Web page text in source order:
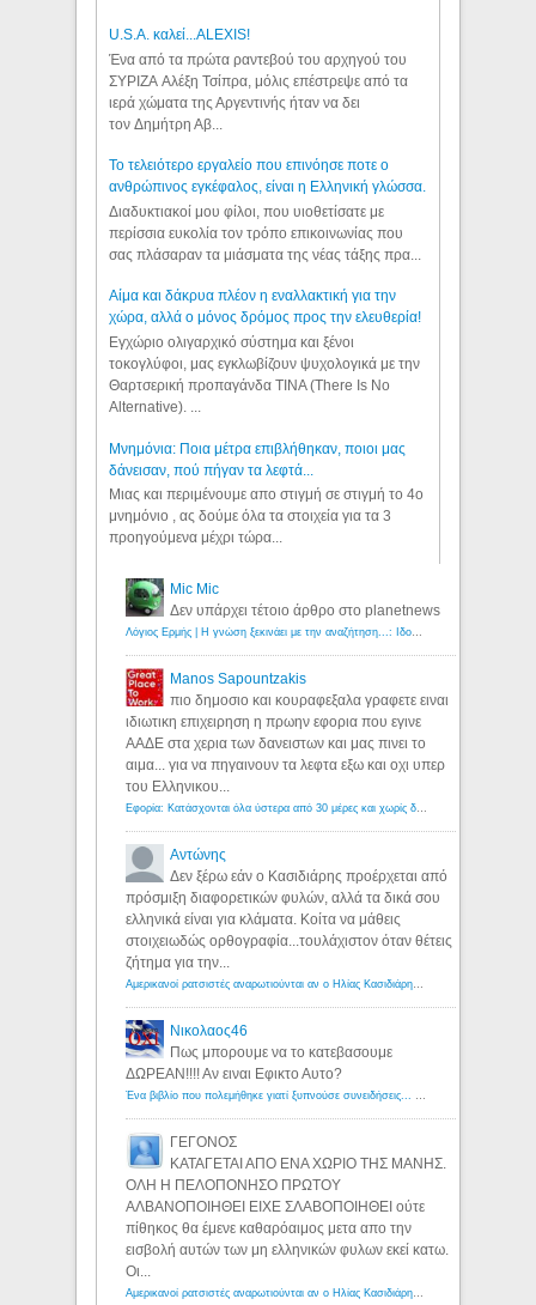
U.S.A. καλεί...ALEXIS!
Ένα από τα πρώτα ραντεβού του αρχηγού του
ΣΥΡΙΖΑ Αλέξη Τσίπρα, μόλις επέστρεψε από τα
ιερά χώματα της Αργεντινής ήταν να δει
τον Δημήτρη Αβ...
Το τελειότερο εργαλείο που επινόησε ποτε ο
ανθρώπινος εγκέφαλος, είναι η Ελληνική γλώσσα.
Διαδυκτιακοί μου φίλοι, που υιοθετίσατε με
περίσσια ευκολία τον τρόπο επικοινωνίας που
σας πλάσαραν τα μιάσματα της νέας τάξης πρα...
Αίμα και δάκρυα πλέον η εναλλακτική για την
χώρα, αλλά ο μόνος δρόμος προς την ελευθερία!
Εγχώριο ολιγαρχικό σύστημα και ξένοι
τοκογλύφοι, μας εγκλωβίζουν ψυχολογικά με την
Θαρτσερική προπαγάνδα TINA (There Is No
Alternative). ...
Μνημόνια: Ποια μέτρα επιβλήθηκαν, ποιοι μας
δάνεισαν, πού πήγαν τα λεφτά...
Μιας και περιμένουμε απο στιγμή σε στιγμή το 4ο
μνημόνιο , ας δούμε όλα τα στοιχεία για τα 3
προηγούμενα μέχρι τώρα...
Mic Mic
Δεν υπάρχει τέτοιο άρθρο στο planetnews
Λόγιος Ερμής | Η γνώση ξεκινάει με την αναζήτηση...: Ιδού οι 18 που χρωστούν 11 δις ευρώ!
Manos Sapountzakis
πιο δημοσιο και κουραφεξαλα γραφετε ειναι
ιδιωτικη επιχειρηση η πρωην εφορια που εγινε
ΑΑΔΕ στα χερια των δανειστων και μας πινει το
αιμα... για να πηγαινουν τα λεφτα εξω και οχι υπερ
του Ελληνικου...
Εφορία: Κατάσχονται όλα ύστερα από 30 μέρες και χωρίς δικαστικές αποφάσεις - Λόγιος Ερμής
Αντώνης
Δεν ξέρω εάν ο Κασιδιάρης προέρχεται από
πρόσμιξη διαφορετικών φυλών, αλλά τα δικά σου
ελληνικά είναι για κλάματα. Κοίτα να μάθεις
στοιχειωδώς ορθογραφία...τουλάχιστον όταν θέτεις
ζήτημα για την...
Αμερικανοί ρατσιστές αναρωτιούνται αν ο Ηλίας Κασιδιάρης ανήκει στη λευκή φυλή... - Λόγιος Ερμής
Νικολαος46
Πως μπορουμε να το κατεβασουμε
ΔΩΡΕΑΝ!!!! Αν ειναι Εφικτο Αυτο?
Ένα βιβλίο που πολεμήθηκε γιατί ξυπνούσε συνειδήσεις... - Λόγιος Ερμής | Η γνώση ξεκινάει με την αναζήτηση...
ΓΕΓΟΝΟΣ
ΚΑΤΑΓΕΤΑΙ ΑΠΟ ΕΝΑ ΧΩΡΙΟ ΤΗΣ ΜΑΝΗΣ.
ΟΛΗ Η ΠΕΛΟΠΟΝΗΣΟ ΠΡΩΤΟΥ
ΑΛΒΑΝΟΠΟΙΗΘΕΙ ΕΙΧΕ ΣΛΑΒΟΠΟΙΗΘΕΙ ούτε
πίθηκος θα έμενε καθαρόαιμος μετα απο την
εισβολή αυτών των μη ελληνικών φυλων εκεί κατω.
Οι...
Αμερικανοί ρατσιστές αναρωτιούνται αν ο Ηλίας Κασιδιάρης ανήκει στη λευκή φυλή... - Λόγιος Ερμής